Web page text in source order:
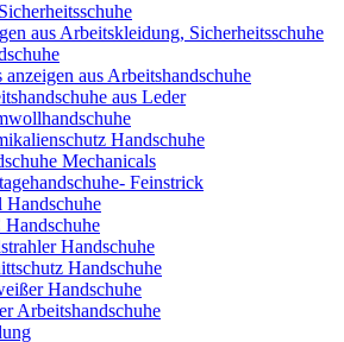
aus Arbeitskleidung, Sicherheitsschuhe
anzeigen aus Arbeitshandschuhe
aus Leder
Handschuhe
Mechanicals
Feinstrick
Handschuhe
Handschuhe
Handschuhe
Arbeitshandschuhe